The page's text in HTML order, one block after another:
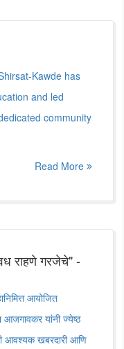
Kawde has
and led
community
Read More
राहणे गरजेचे" -
आयोजित
आजगावकर यांनी ज्येष्ठ
आवश्यक खबरदारी आणि